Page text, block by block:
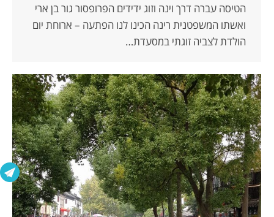
הטיסה עברה דרך וינה וזוג ידידים הפרופסור גור בן ארי
ואשתו המשפטנית רינה הכינו לנו הפתעה – ארוחת יום
הולדת לצביה זוגתי במסעדת…